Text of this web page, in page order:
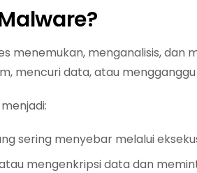
menemukan, menganalisis,
mencuri data, atau mengganggu
sering menyebar melalui
mengenkripsi data dan